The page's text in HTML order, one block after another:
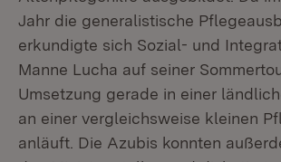
Jahr die generalistische
erkundigte sich Sozial- und
Manne Lucha auf seiner
Umsetzung gerade in einer
an einer vergleichsweise kleinen
anläuft. Die Azubis konnten